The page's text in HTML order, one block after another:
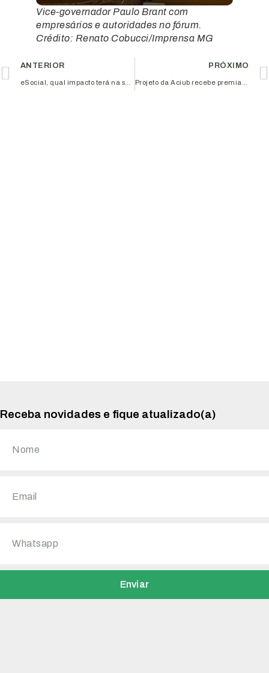
Vice-governador Paulo Brant com
empresários e autoridades no fórum.
Crédito: Renato Cobucci/Imprensa MG
ANTERIOR PRÓXIMO
Receba novidades e fique atualizado(a)
Enviar